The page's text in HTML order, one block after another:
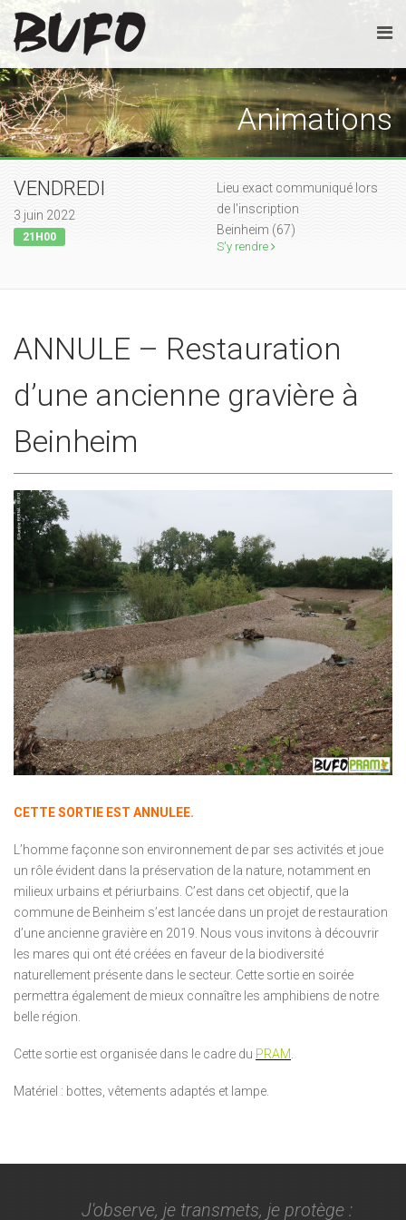
Animations
VENDREDI
3 juin 2022
21H00
Lieu exact communiqué lors
de l'inscription
Beinheim (67)
S'y rendre
ANNULE – Restauration
d’une ancienne gravière à
Beinheim
CETTE SORTIE EST ANNULEE.
L’homme façonne son environnement de par ses activités et joue
un rôle évident dans la préservation de la nature, notamment en
milieux urbains et périurbains. C’est dans cet objectif, que la
commune de Beinheim s’est lancée dans un projet de restauration
d’une ancienne gravière en 2019. Nous vous invitons à découvrir
les mares qui ont été créées en faveur de la biodiversité
naturellement présente dans le secteur. Cette sortie en soirée
permettra également de mieux connaître les amphibiens de notre
belle région.
Cette sortie est organisée dans le cadre du PRAM
Matériel : bottes, vêtements adaptés et lampe.
J'observe, je transmets, je protège :